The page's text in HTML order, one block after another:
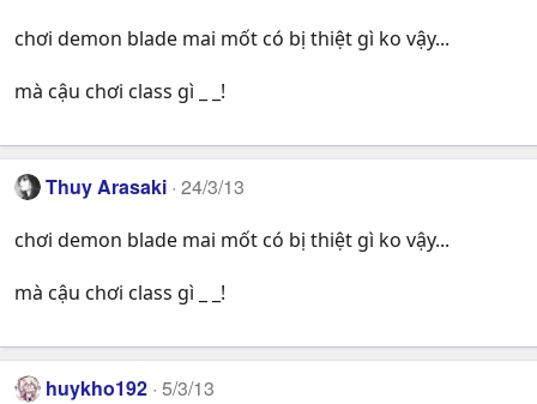
chơi demon blade mai mốt có bị thiệt gì ko vậy...
mà cậu chơi class gì _ _!
Thuy Arasaki 24/3/13
chơi demon blade mai mốt có bị thiệt gì ko vậy...
mà cậu chơi class gì _ _!
huykho192 5/3/13